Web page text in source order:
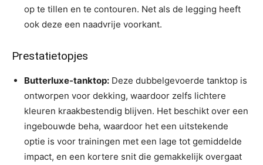
op te tillen en te contouren. Net als de legging heeft
ook deze een naadvrije voorkant.
Prestatietopjes
Butterluxe-tanktop: Deze dubbelgevoerde tanktop is
ontworpen voor dekking, waardoor zelfs lichtere
kleuren kraakbestendig blijven. Het beschikt over een
ingebouwde beha, waardoor het een uitstekende
optie is voor trainingen met een lage tot gemiddelde
impact, en een kortere snit die gemakkelijk overgaat